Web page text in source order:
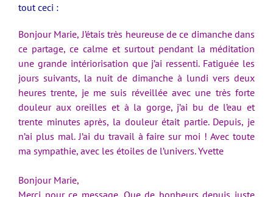
tout ceci :
Bonjour Marie, J’étais très heureuse de ce dimanche dans
ce partage, ce calme et surtout pendant la méditation
une grande intériorisation que j’ai ressenti. Fatiguée les
jours suivants, la nuit de dimanche à lundi vers deux
heures trente, je me suis réveillée avec une très forte
douleur aux oreilles et à la gorge, j’ai bu de l’eau et
trente minutes après, la douleur était partie. Depuis, je
n’ai plus mal. J’ai du travail à faire sur moi ! Avec toute
ma sympathie, avec les étoiles de l’univers. Yvette
Bonjour Marie,
Merci pour ce message. Que de bonheurs depuis juste